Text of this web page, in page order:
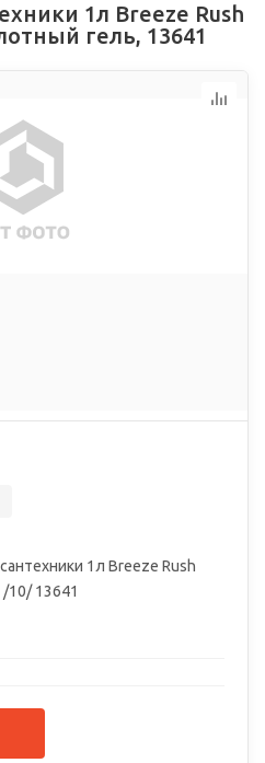
1л Breeze Rush
гель, 13641
1л Breeze Rush
10/ 13641